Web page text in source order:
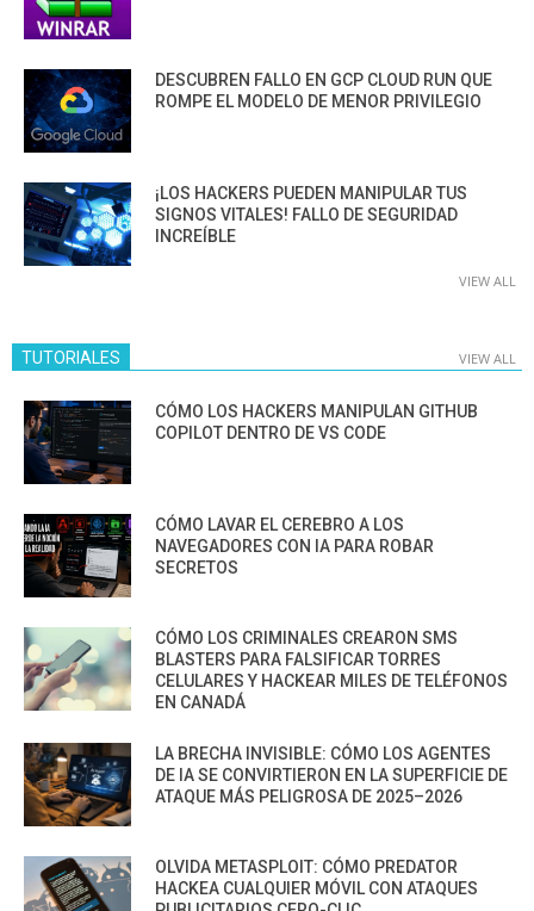
DESCUBREN FALLO EN GCP CLOUD RUN QUE
ROMPE EL MODELO DE MENOR PRIVILEGIO
¡LOS HACKERS PUEDEN MANIPULAR TUS
SIGNOS VITALES! FALLO DE SEGURIDAD
INCREÍBLE
VIEW ALL
TUTORIALES VIEW ALL
CÓMO LOS HACKERS MANIPULAN GITHUB
COPILOT DENTRO DE VS CODE
CÓMO LAVAR EL CEREBRO A LOS
NAVEGADORES CON IA PARA ROBAR
SECRETOS
CÓMO LOS CRIMINALES CREARON SMS
BLASTERS PARA FALSIFICAR TORRES
CELULARES Y HACKEAR MILES DE TELÉFONOS
EN CANADÁ
LA BRECHA INVISIBLE: CÓMO LOS AGENTES
DE IA SE CONVIRTIERON EN LA SUPERFICIE DE
ATAQUE MÁS PELIGROSA DE 2025–2026
OLVIDA METASPLOIT: CÓMO PREDATOR
HACKEA CUALQUIER MÓVIL CON ATAQUES